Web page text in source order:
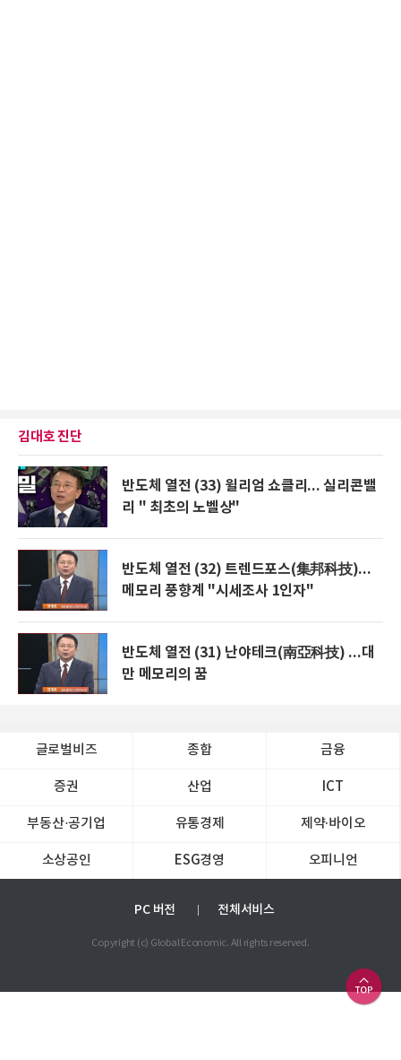
김대호 진단
반도체 열전 (33) 윌리엄 쇼클리... 실리콘밸
리 " 최초의 노벨상"
반도체 열전 (32) 트렌드포스(集邦科技)...
메모리 풍향계 "시세조사 1인자"
반도체 열전 (31) 난야테크(南亞科技) ...대
만 메모리의 꿈
글로벌비즈 종합 금융
증권 산업 ICT
부동산·공기업 유통경제 제약∙바이오
소상공인 ESG경영 오피니언
PC 버전 전체서비스
Copyright (c) Global Economic. All rights reserved.